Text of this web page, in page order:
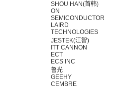
SHOU HAN(首韩)
ON
SEMICONDUCTOR
LAIRD
TECHNOLOGIES
JESTEK(江智)
ITT CANNON
ECT
ECS INC
鲁光
GEEHY
CEMBRE